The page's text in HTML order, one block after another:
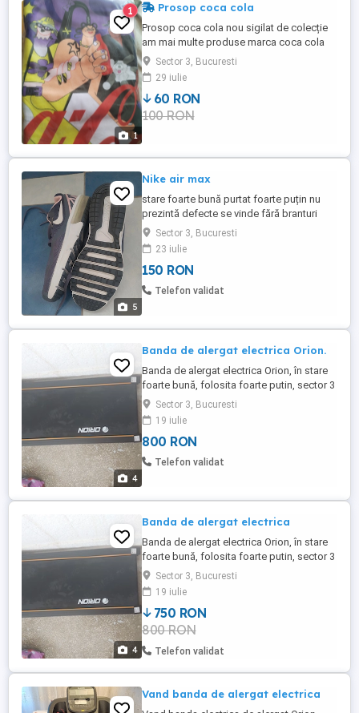
1
1 Prosop coca cola
Prosop coca cola nou sigilat de colecție
am mai multe produse marca coca cola
Sector 3, Bucuresti
29 iulie
60 RON
100 RON
5
Nike air max
stare foarte bună purtat foarte puțin nu
prezintă defecte se vinde fără branturi
Sector 3, Bucuresti
23 iulie
150 RON
Telefon validat
4
Banda de alergat electrica Orion.
Banda de alergat electrica Orion, în stare
foarte bună, folosita foarte putin, sector 3
Sector 3, Bucuresti
19 iulie
800 RON
Telefon validat
4
Banda de alergat electrica
Banda de alergat electrica Orion, în stare
foarte bună, folosita foarte putin, sector 3
Sector 3, Bucuresti
19 iulie
750 RON
800 RON
Telefon validat
Vand banda de alergat electrica